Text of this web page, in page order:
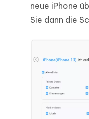
neue iPhone
Sie dann die